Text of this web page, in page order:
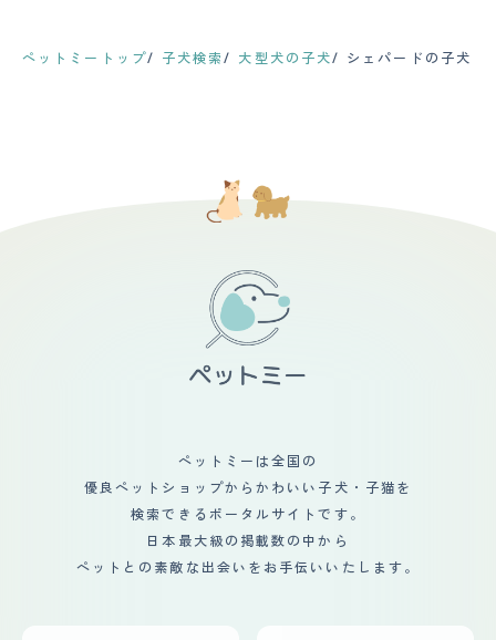
ペットミートップ 子犬検索 大型犬の子犬 シェパードの子犬
ペットミーは全国の
優良ペットショップからかわいい子犬・子猫を
検索できるポータルサイトです。
日本最大級の掲載数の中から
ペットとの素敵な出会いをお手伝いいたします。